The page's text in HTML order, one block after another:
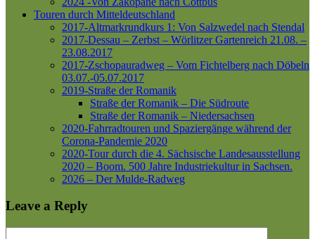
Touren durch Mitteldeutschland
2017-Altmarkrundkurs 1: Von Salzwedel nach Stendal
2017-Dessau – Zerbst – Wörlitzer Gartenreich 21.08. –
23.08.2017
2017-Zschopauradweg – Vom Fichtelberg nach Döbeln
03.07.-05.07.2017
2019-Straße der Romanik
Straße der Romanik – Die Südroute
Straße der Romanik – Niedersachsen
2020-Fahrradtouren und Spaziergänge während der
Corona-Pandemie 2020
2020-Tour durch die 4. Sächsische Landesausstellung
2020 – Boom. 500 Jahre Industriekultur in Sachsen.
2026 – Der Mulde-Radweg
Leave a Reply